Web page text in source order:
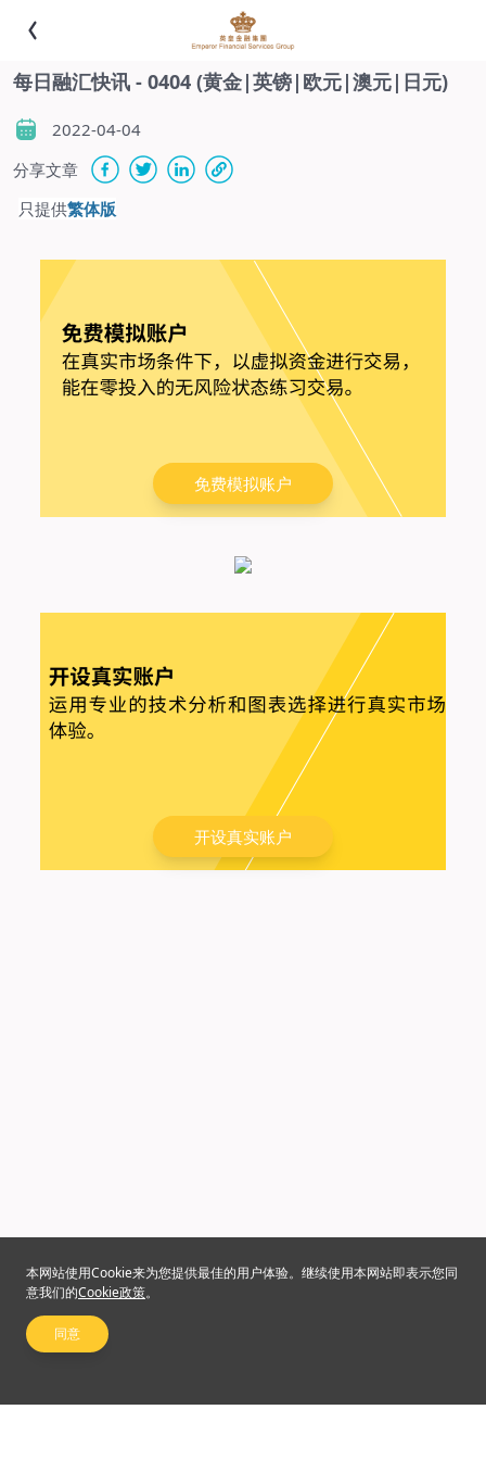
每日融汇快讯 - 0404 (黄金|英镑|欧元|澳元|日元)
2022-04-04
分享文章
只提供繁体版
免费模拟账户
开设真实账户
本网站使用Cookie来为您提供最佳的用户体验。继续使用本网站即表示您同
意我们的Cookie政策。
同意